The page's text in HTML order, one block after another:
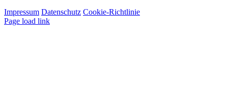
Impressum Datenschutz Cookie-Richtlinie
Page load link